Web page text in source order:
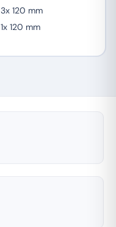
3x 120 mm
1x 120 mm